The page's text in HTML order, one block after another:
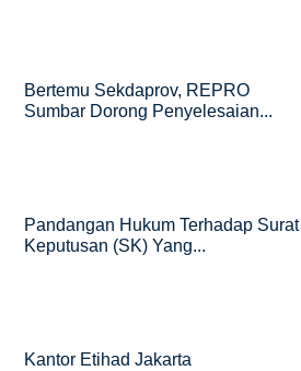
Bertemu Sekdaprov, REPRO
Sumbar Dorong Penyelesaian...
Pandangan Hukum Terhadap Surat
Keputusan (SK) Yang...
Kantor Etihad Jakarta